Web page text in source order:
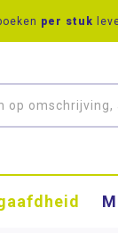
per stuk